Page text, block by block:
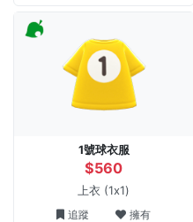
1號球衣服
$560
上衣 (1x1)
追蹤 擁有